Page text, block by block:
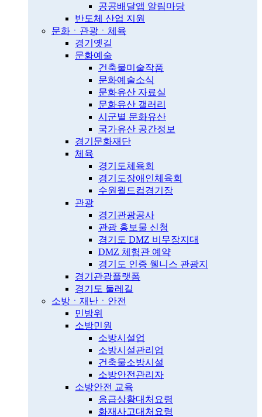
공공배달앱 알림마당
반도체 산업 지원
문화ㆍ관광ㆍ체육
경기옛길
문화예술
건축물미술작품
문화예술소식
문화유산 자료실
문화유산 갤러리
시군별 문화유산
국가유산 공간정보
경기문화재단
체육
경기도체육회
경기도장애인체육회
수원월드컵경기장
관광
경기관광공사
관광 홍보물 신청
경기도 DMZ 비무장지대
DMZ 체험관 예약
경기도 인증 웰니스 관광지
경기관광플랫폼
경기도 둘레길
소방ㆍ재난ㆍ안전
민방위
소방민원
소방시설업
소방시설관리업
건축물소방시설
소방안전관리자
소방안전 교육
응급상황대처요령
화재사고대처요령